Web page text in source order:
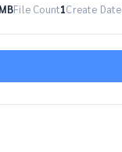
File Count1Create Date